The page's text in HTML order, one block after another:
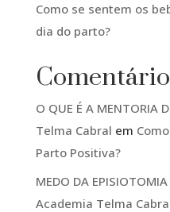
Como se sentem os
dia do parto?
O QUE É A MENTORIA
Telma Cabral em
Parto Positiva?
MEDO DA
Academia Telma